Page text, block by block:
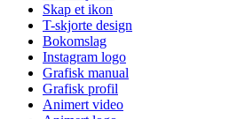
Skap et ikon
T-skjorte design
Bokomslag
Instagram logo
Grafisk manual
Grafisk profil
Animert video